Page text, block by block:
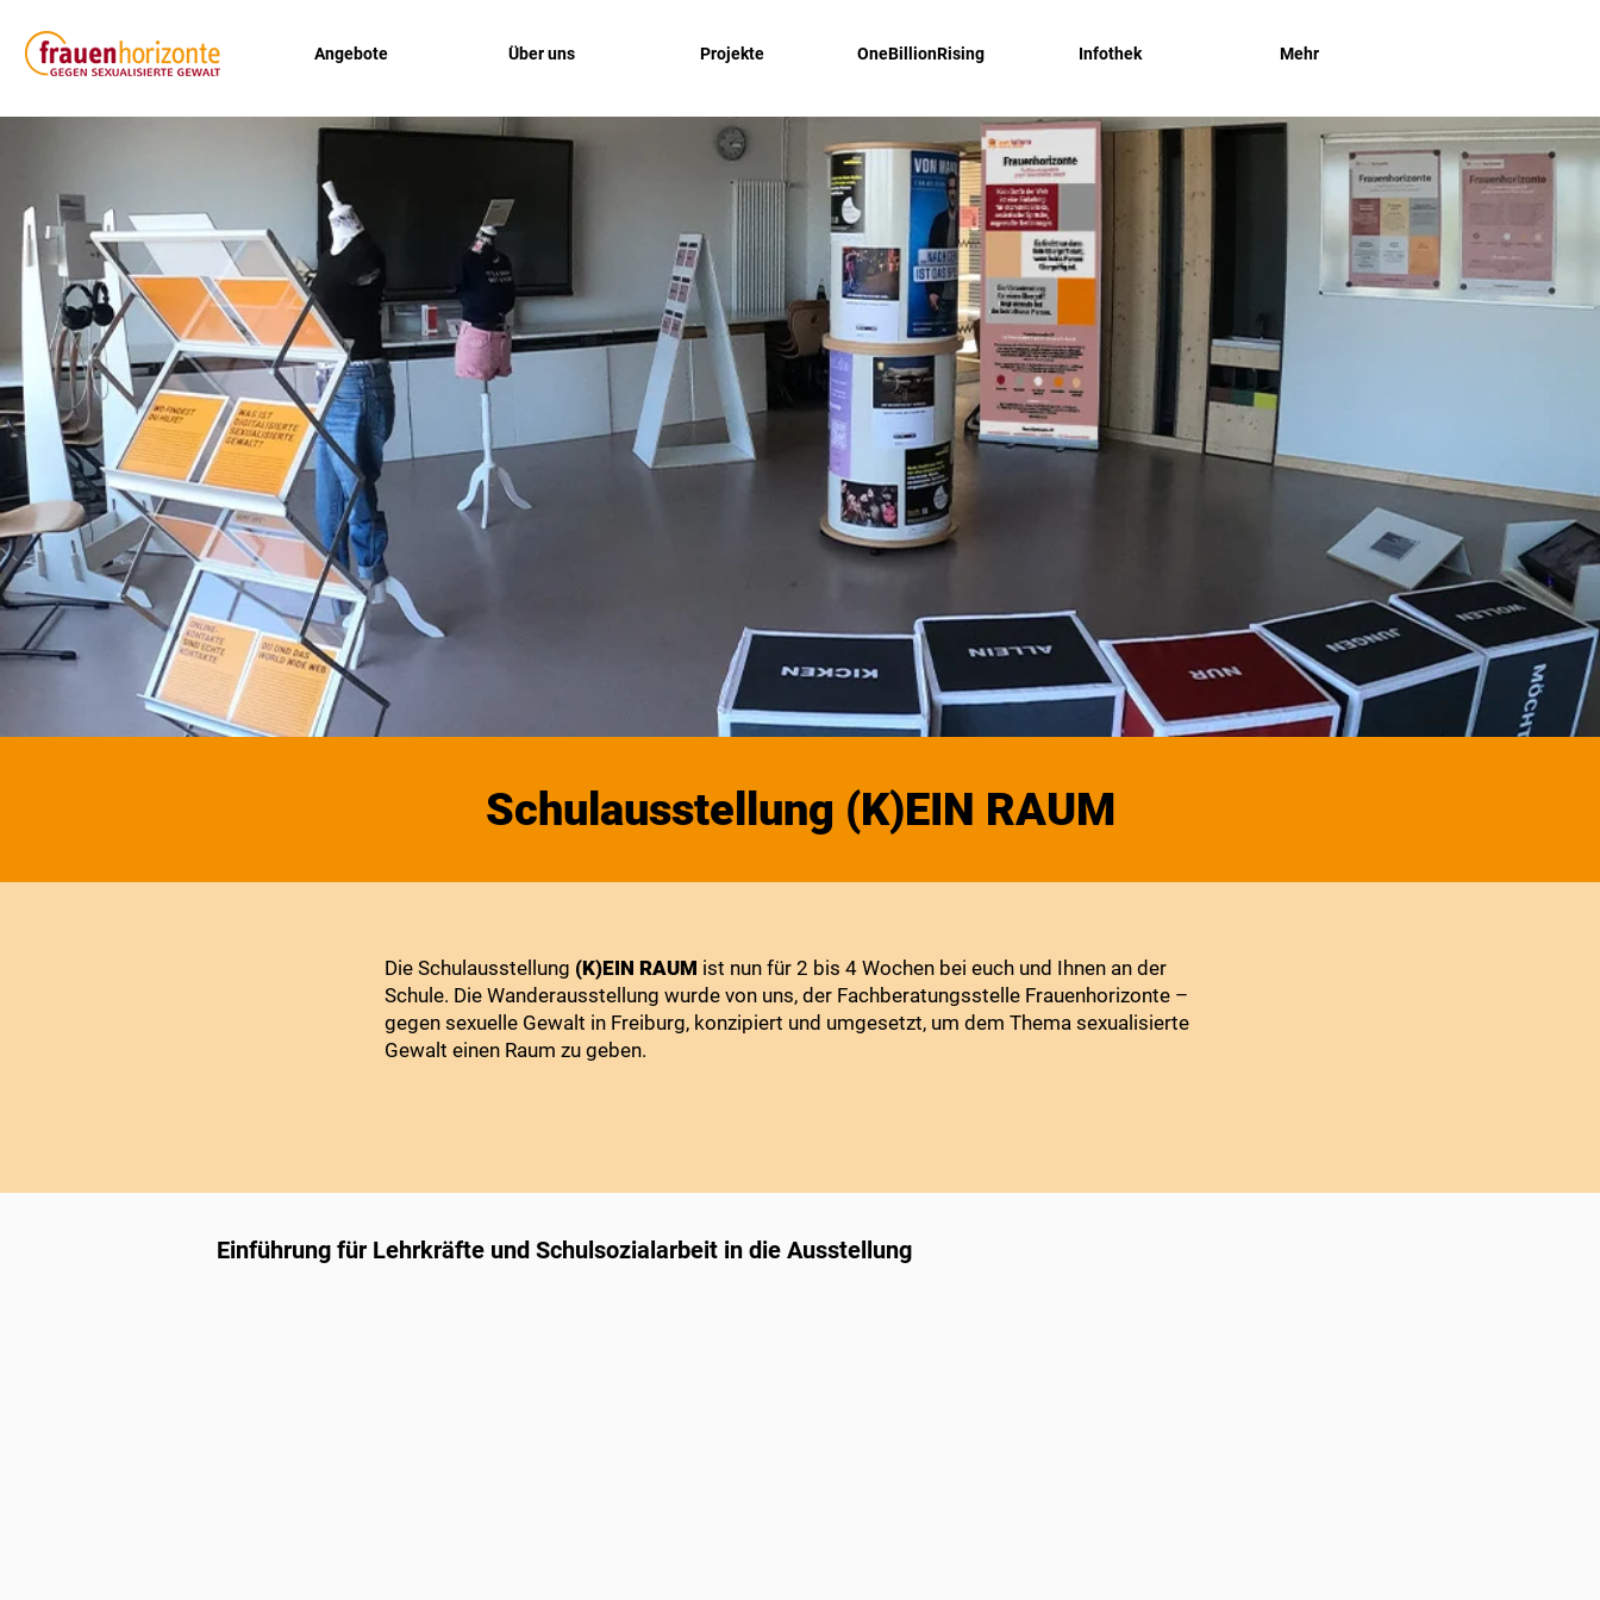
Angebote Über uns Projekte OneBillionRising Infothek Mehr
Schulausstellung (K)EIN RAUM
Die Schulausstellung (K)EIN RAUM ist nun für 2 bis 4 Wochen bei euch und Ihnen an der
Schule. Die Wanderausstellung wurde von uns, der Fachberatungsstelle Frauenhorizonte –
gegen sexuelle Gewalt in Freiburg, konzipiert und umgesetzt, um dem Thema sexualisierte
Gewalt einen Raum zu geben.
Einführung für Lehrkräfte und Schulsozialarbeit in die Ausstellung